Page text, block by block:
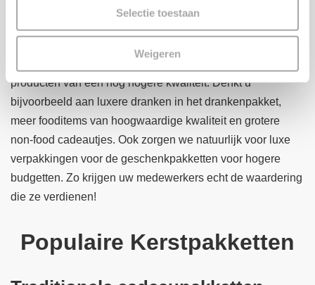
Selectie toestaan
Weigeren
verdienen uw werknemers dit jaar een extra bedankje voor
pakketten voor een hoger budget vindt u meer items en
producten van een nog hogere kwaliteit. Denkt u
bijvoorbeeld aan luxere dranken in het drankenpakket,
meer fooditems van hoogwaardige kwaliteit en grotere
non-food cadeautjes. Ook zorgen we natuurlijk voor luxe
verpakkingen voor de geschenkpakketten voor hogere
budgetten. Zo krijgen uw medewerkers echt de waardering
die ze verdienen!
Populaire Kerstpakketten